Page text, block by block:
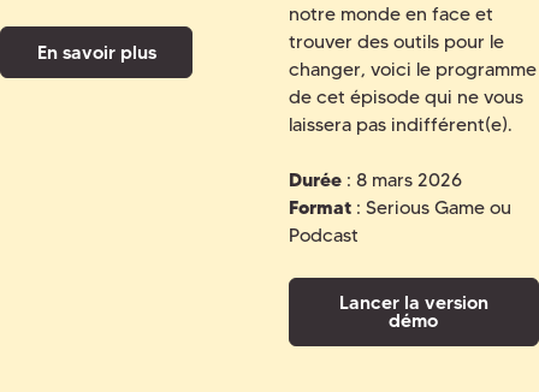
En savoir plus
notre monde en face et
trouver des outils pour le
changer, voici le programme
de cet épisode qui ne vous
laissera pas indifférent(e).
Durée: 8 mars 2026
Format: Serious Game ou
Podcast
Lancer la version
démo